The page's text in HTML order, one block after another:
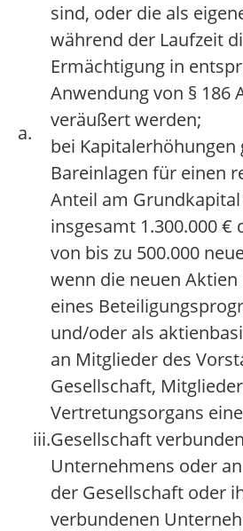
a.
sind, oder die als
während der Laufzeit
Ermächtigung in
Anwendung von § 186
veräußert werden;
iii.
bei Kapitalerhöhungen
Bareinlagen für einen
Anteil am
insgesamt 1.300.000 €
von bis zu 500.000
wenn die neuen Aktien
eines
und/oder als
an Mitglieder des
Gesellschaft,
Vertretungsorgans
Gesellschaft
Unternehmens oder
der Gesellschaft oder
verbundenen